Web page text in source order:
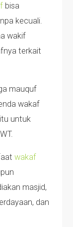
bisa
kecuali.
wakif
terkait
mauquf
wakaf
untuk
wakaf
masjid,
dan